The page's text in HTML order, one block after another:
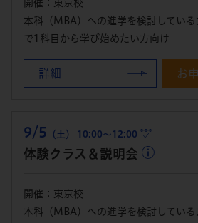
開催：東京校
本科（MBA）への進学を検討してい
で1科目から学び始めたい方向け
詳細 お
9/5 （土） 10:00～12:00
体験クラス＆説明会
開催：東京校
本科（MBA）への進学を検討してい